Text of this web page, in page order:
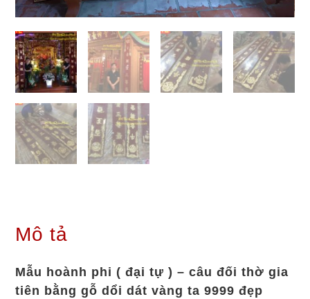
Mô tả
Mẫu hoành phi ( đại tự ) – câu đối thờ gia
tiên bằng gỗ dổi dát vàng ta 9999 đẹp